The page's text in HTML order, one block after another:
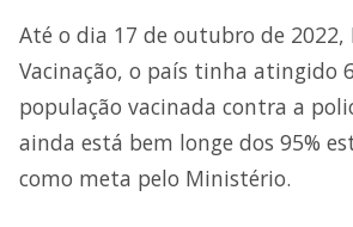
Até o dia 17 de outubro de 2022,
Vacinação, o país tinha atingido
população vacinada contra a
ainda está bem longe dos 95%
como meta pelo Ministério.